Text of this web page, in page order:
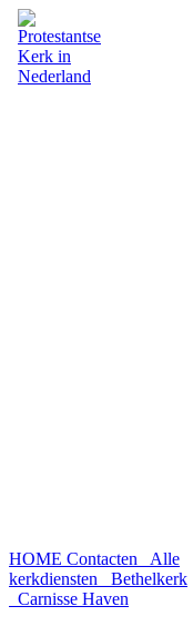
HOME Contacten
Alle
kerkdiensten
Bethelkerk
Carnisse Haven